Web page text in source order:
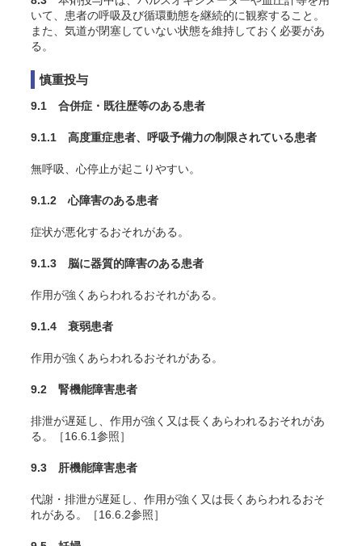
いて、患者の呼吸及び循環動態を継続的に観察すること。
また、気道が閉塞していない状態を維持しておく必要があ
る。
慎重投与
9.1 合併症・既往歴等のある患者
9.1.1 高度重症患者、呼吸予備力の制限されている患者
無呼吸、心停止が起こりやすい。
9.1.2 心障害のある患者
症状が悪化するおそれがある。
9.1.3 脳に器質的障害のある患者
作用が強くあらわれるおそれがある。
9.1.4 衰弱患者
作用が強くあらわれるおそれがある。
9.2 腎機能障害患者
排泄が遅延し、作用が強く又は長くあらわれるおそれがあ
る。［16.6.1参照］
9.3 肝機能障害患者
代謝・排泄が遅延し、作用が強く又は長くあらわれるおそ
れがある。［16.6.2参照］